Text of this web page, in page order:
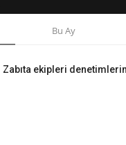
Bu Ay
Zabıta ekipleri